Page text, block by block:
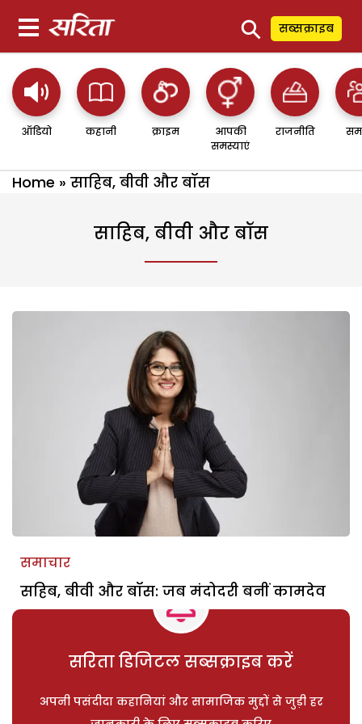
⚲ सब्सक्राइब
ऑडियो कहानी क्राइम
आपकी
समस्याएं
राजनीति
Home » साहिब, बीवी और बॉस
साहिब, बीवी और बॉस
समाचार
सहिब, बीवी और बॉस: जब मंदोदरी बनीं कामदेव
सरिता डिजिटल सब्सक्राइब करें
अपनी पसंदीदा कहानियां और सामाजिक मुद्दों से जुड़ी हर